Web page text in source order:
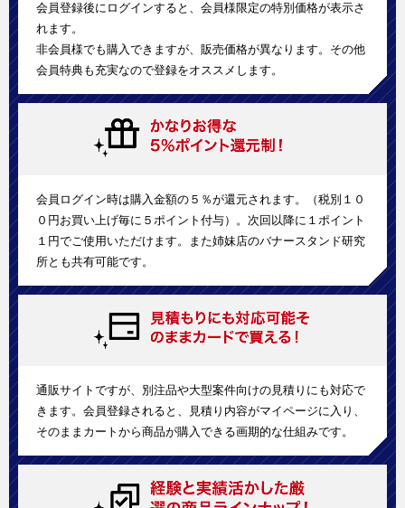
会員登録後にログインすると、会員様限定の特別価格が表示さ
れます。
非会員様でも購入できますが、販売価格が異なります。その他
会員特典も充実なので登録をオススメします。
会員ログイン時は購入金額の５％が還元されます。（税別１０
０円お買い上げ毎に５ポイント付与）。次回以降に１ポイント
１円でご使用いただけます。また姉妹店のバナースタンド研究
所とも共有可能です。
通販サイトですが、別注品や大型案件向けの見積りにも対応で
きます。会員登録されると、見積り内容がマイページに入り、
そのままカートから商品が購入できる画期的な仕組みです。